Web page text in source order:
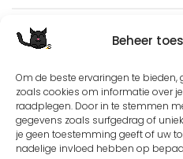
Beheer
Om de beste ervaringen te
zoals cookies om informatie over
raadplegen. Door in te stemmen
gegevens zoals surfgedrag of
je geen toestemming geeft of uw
nadelige invloed hebben op
Except where otherwise
is licensed under aCreative
NonCommercial-ShareAlike